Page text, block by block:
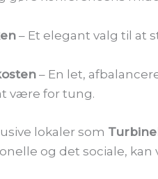
– Et elegant valg til at
– En let,
være for tung.
lokaler som
og det sociale, kan